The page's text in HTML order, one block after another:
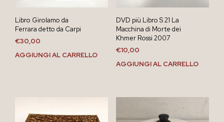
Libro Girolamo da
Ferrara detto da Carpi
€30,00
AGGIUNGI AL CARRELLO
DVD più Libro S 21 La
Macchina di Morte dei
Khmer Rossi 2007
€10,00
AGGIUNGI AL CARRELLO